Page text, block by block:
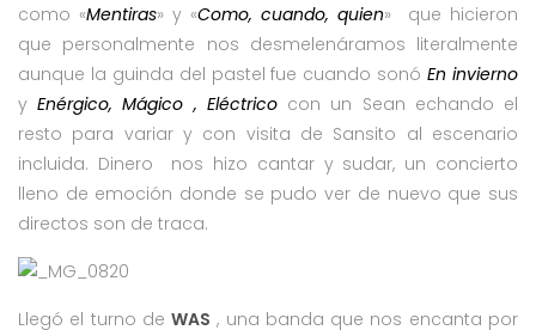
como «Mentiras» y «Como, cuando, quien» que hicieron
que personalmente nos desmelenáramos literalmente
aunque la guinda del pastel fue cuando sonóEn invierno
yEnérgico, Mágico , Eléctricocon un Sean echando el
resto para variar y con visita de Sansito al escenario
incluida. Dinero nos hizo cantar y sudar, un concierto
lleno de emoción donde se pudo ver de nuevo que sus
directos son de traca.
Llegó el turno deWAS , una banda que nos encanta por